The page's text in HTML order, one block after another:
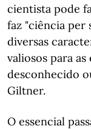
cientista pode
faz "ciência per
diversas
valiosos para
desconhecido
Giltner.
O essencial